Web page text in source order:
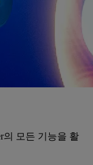
의 모든 기능을 활